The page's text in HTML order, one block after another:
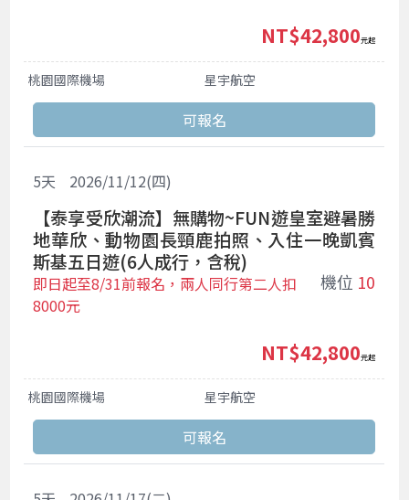
桃園國際機場 星宇航空
NT$42,800 起
2026/11/12(四)
5天
【泰享受欣潮流】無購物~FUN遊皇室避暑勝
地華欣、動物園長頸鹿拍照、入住一晚凱賓
斯基五日遊(6人成行，含稅)
機位 10
即日起至8/31前報名，兩人同行第二人扣
8000元
桃園國際機場 星宇航空
NT$42,800 起